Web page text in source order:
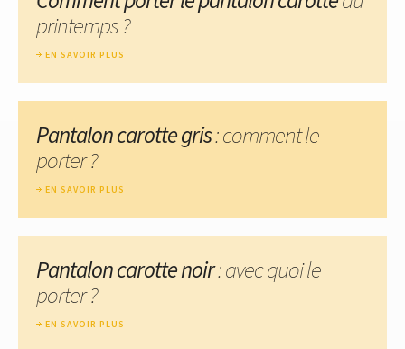
printemps ?
EN SAVOIR PLUS
Pantalon carotte gris: comment le
porter ?
EN SAVOIR PLUS
Pantalon carotte noir: avec quoi le
porter ?
EN SAVOIR PLUS